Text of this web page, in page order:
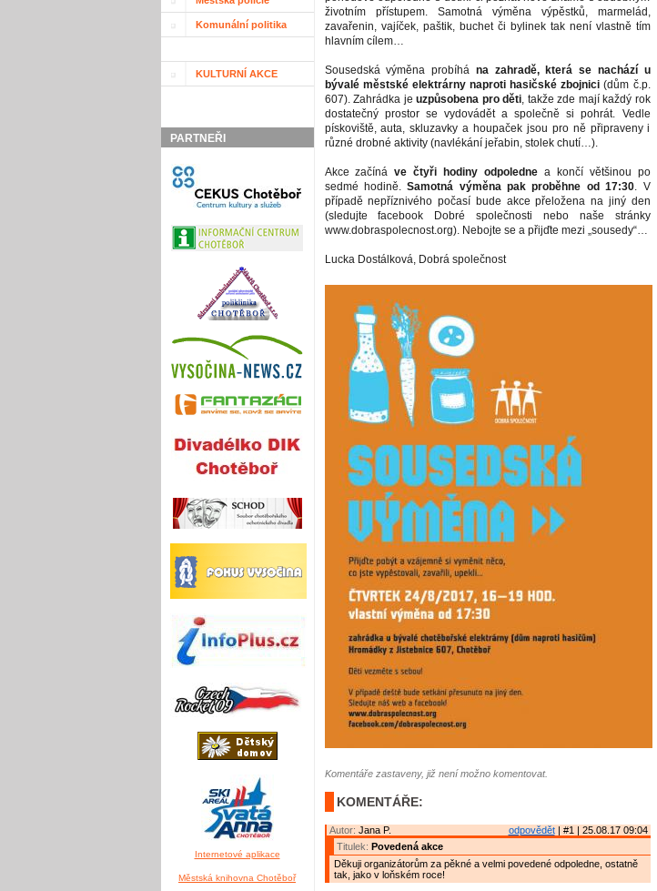
Komunální politika
KULTURNÍ AKCE
PARTNEŘI
Internetové aplikace
Městská knihovna Chotěboř
životním přístupem. Samotná výměna výpěstků, marmelád,
zavařenin, vajíček, paštik, buchet či bylinek tak není vlastně tím
hlavním cílem…
Sousedská výměna probíhá na zahradě, která se nachází u
bývalé městské elektrárny naproti hasičské zbojnici (dům č.p.
607). Zahrádka je uzpůsobena pro děti, takže zde mají každý rok
dostatečný prostor se vydovádět a společně si pohrát. Vedle
pískoviště, auta, skluzavky a houpaček jsou pro ně připraveny i
různé drobné aktivity (navlékání jeřabin, stolek chutí…).
Akce začínáve čtyři hodiny odpolednea končí většinou po
sedmé hodině.Samotná výměna pak proběhne od 17:30. V
případě nepříznivého počasí bude akce přeložena na jiný den
(sledujte facebook Dobré společnosti nebo naše stránky
www.dobraspolecnost.org). Nebojte se a přijďte mezi „sousedy“…
Lucka Dostálková, Dobrá společnost
Komentáře zastaveny, již není možno komentovat.
KOMENTÁŘE:
odpovědět| #1 | 25.08.17 09:04
Autor: Jana P.
Titulek: Povedená akce
Děkuji organizátorům za pěkné a velmi povedené odpoledne, ostatně
tak, jako v loňském roce!